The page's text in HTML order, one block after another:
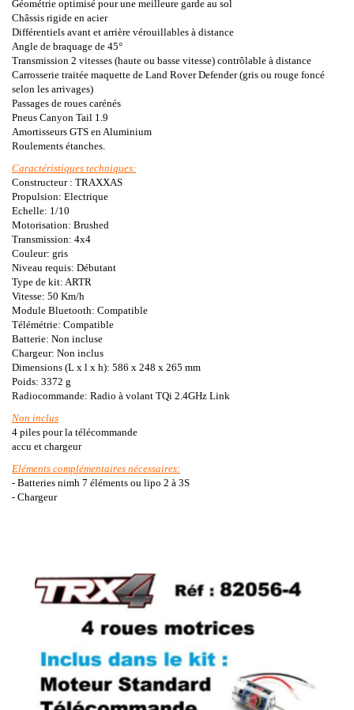
Géométrie optimisé pour une meilleure garde au sol
Châssis rigide en acier
Différentiels avant et arrière vérouillables à distance
Angle de braquage de 45°
Transmission 2 vitesses (haute ou basse vitesse) contrôlable à distance
Carrosserie traitée maquette de Land Rover Defender (gris ou rouge foncé
selon les arrivages)
Passages de roues carénés
Pneus Canyon Tail 1.9
Amortisseurs GTS en Aluminium
Roulements étanches.
Caractéristiques techniques:
Constructeur : TRAXXAS
Propulsion: Electrique
Echelle: 1/10
Motorisation: Brushed
Transmission: 4x4
Couleur: gris
Niveau requis: Débutant
Type de kit: ARTR
Vitesse: 50 Km/h
Module Bluetooth: Compatible
Télémétrie: Compatible
Batterie: Non incluse
Chargeur: Non inclus
Dimensions (L x l x h): 586 x 248 x 265 mm
Poids: 3372 g
Radiocommande: Radio à volant TQi 2.4GHz Link
Non inclus
4 piles pour la télécommande
accu et chargeur
Eléments complémentaires nécessaires:
- Batteries nimh 7 éléments ou lipo 2 à 3S
- Chargeur